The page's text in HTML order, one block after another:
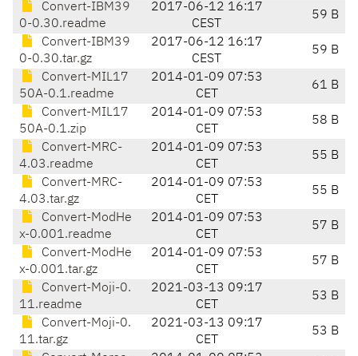
Convert-IBM39
0-0.30.readme
2017-06-12 16:17
CEST
59 B
Convert-IBM39
0-0.30.tar.gz
2017-06-12 16:17
CEST
59 B
Convert-MIL17
50A-0.1.readme
2014-01-09 07:53
CET
61 B
Convert-MIL17
50A-0.1.zip
2014-01-09 07:53
CET
58 B
Convert-MRC-
4.03.readme
2014-01-09 07:53
CET
55 B
Convert-MRC-
4.03.tar.gz
2014-01-09 07:53
CET
55 B
Convert-ModHe
x-0.001.readme
2014-01-09 07:53
CET
57 B
Convert-ModHe
x-0.001.tar.gz
2014-01-09 07:53
CET
57 B
Convert-Moji-0.
11.readme
2021-03-13 09:17
CET
53 B
Convert-Moji-0.
11.tar.gz
2021-03-13 09:17
CET
53 B